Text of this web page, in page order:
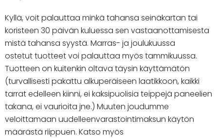
Kyllä, voit palauttaa minkä tahansa seinäkartan tai
koristeen 30 päivän kuluessa sen vastaanottamisesta
mistä tahansa syystä. Marras- ja joulukuussa
ostetut tuotteet voi palauttaa myös tammikuussa.
Tuotteen on kuitenkin oltava täysin käyttämätön
(turvallisesti pakattu alkuperäiseen laatikkoon, kaikki
tarrat edelleen kiinni, ei kaksipuolisia teippejä paneelien
takana, ei vaurioita jne.) Muuten joudumme
veloittamaan uudelleenvarastointimaksun käytön
määrästä riippuen. Katso myös